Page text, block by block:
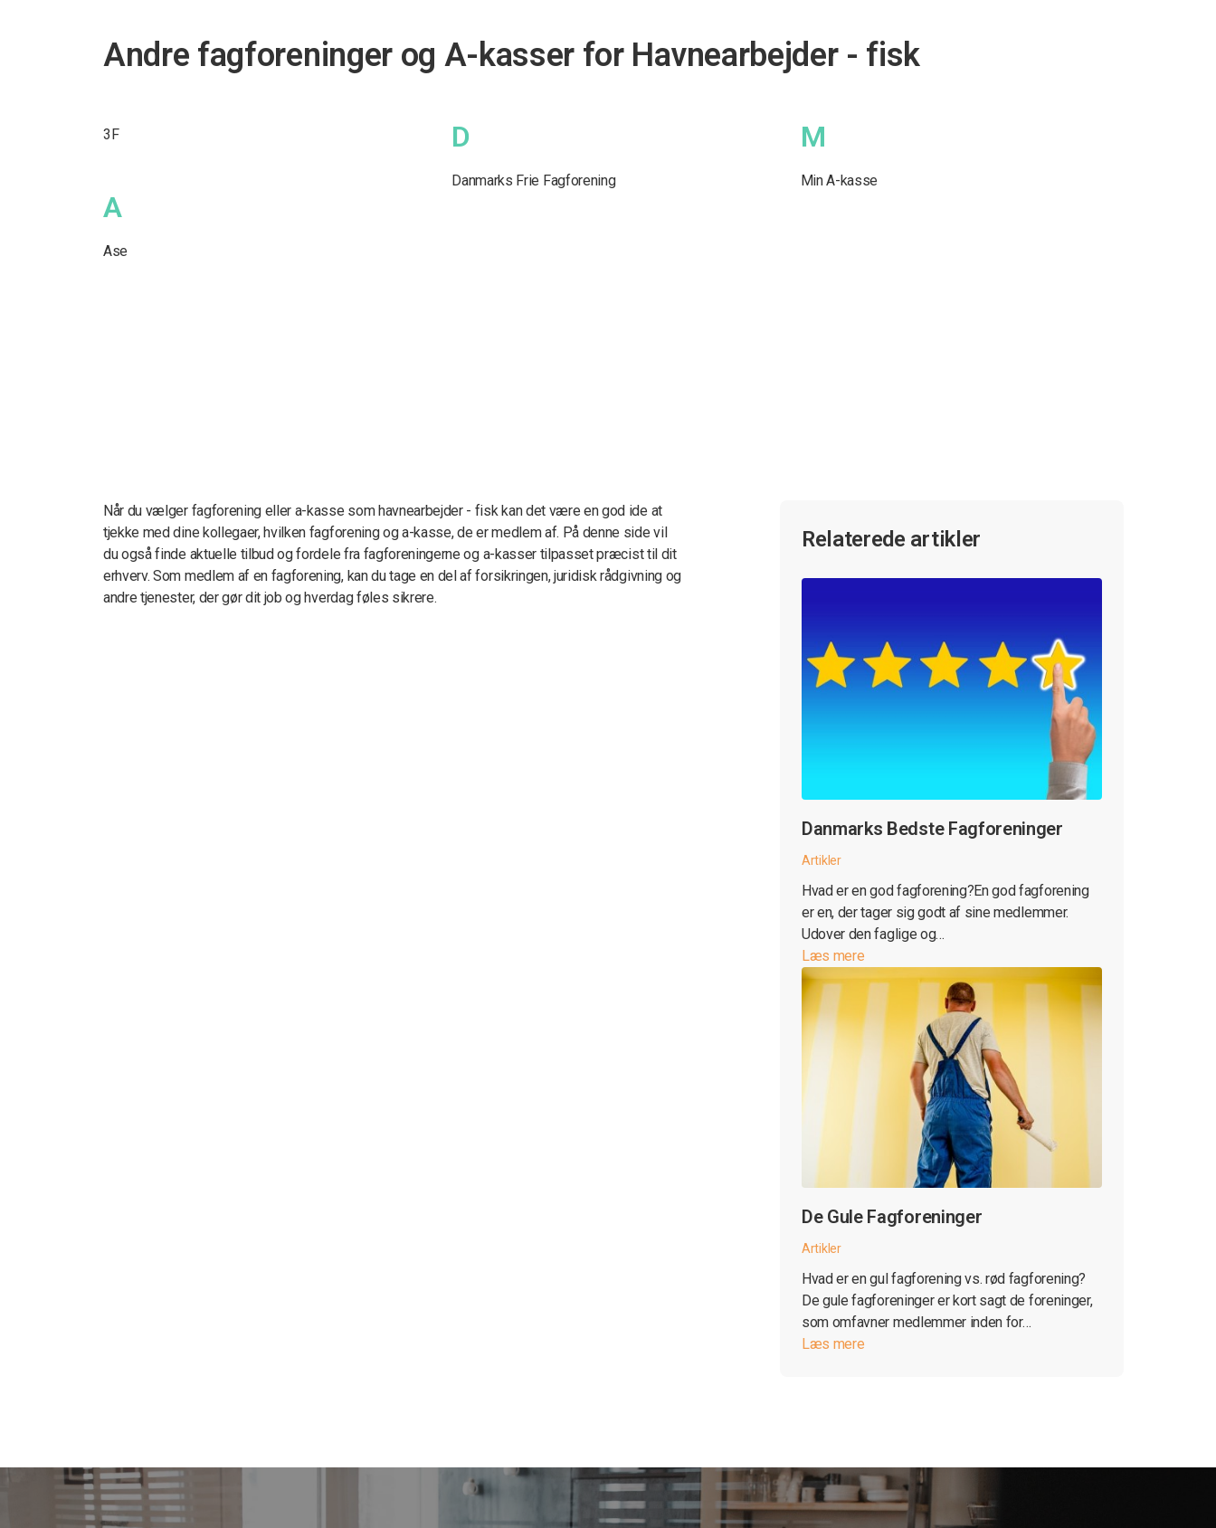
Andre fagforeninger og A-kasser for Havnearbejder - fisk
3F
A
Ase
D
Danmarks Frie Fagforening
M
Min A-kasse
Når du vælger fagforening eller a-kasse som havnearbejder - fisk kan det være en god ide at
tjekke med dine kollegaer, hvilken fagforening og a-kasse, de er medlem af. På denne side vil
du også finde aktuelle tilbud og fordele fra fagforeningerne og a-kasser tilpasset præcist til dit
erhverv. Som medlem af en fagforening, kan du tage en del af forsikringen, juridisk rådgivning og
andre tjenester, der gør dit job og hverdag føles sikrere.
Relaterede artikler
Danmarks Bedste Fagforeninger
Artikler
Hvad er en god fagforening?En god fagforening
er en, der tager sig godt af sine medlemmer.
Udover den faglige og…
Læs mere
De Gule Fagforeninger
Artikler
Hvad er en gul fagforening vs. rød fagforening?
De gule fagforeninger er kort sagt de foreninger,
som omfavner medlemmer inden for…
Læs mere